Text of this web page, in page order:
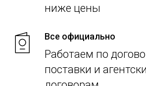
ниже цены
Все официально
Работаем по
поставки и